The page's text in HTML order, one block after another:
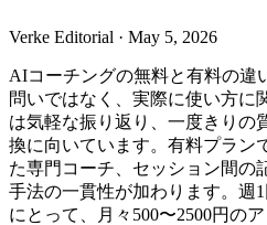
Verke Editorial · May 5, 2026
AIコーチングの無料と有料の違
問いではなく、実際に使い方に
は気軽な振り返り、一度きりの
換に向いています。有料プラン
た専門コーチ、セッション間の
手法の一貫性が加わります。週
にとって、月々500〜2500円の